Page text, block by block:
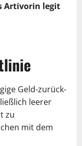
Artivorin legit
Geld-zurück-
leerer
zu
mit dem